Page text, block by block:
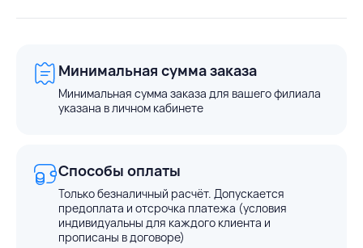
Минимальная сумма заказа
Минимальная сумма заказа для вашего филиала
указана в личном кабинете
Способы оплаты
Только безналичный расчёт. Допускается
предоплата и отсрочка платежа (условия
индивидуальны для каждого клиента и
прописаны в договоре)